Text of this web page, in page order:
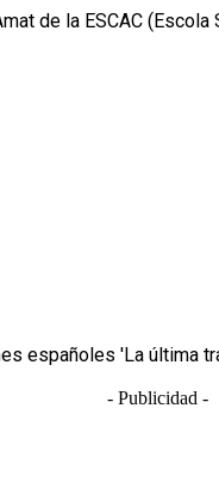
de la ESCAC
españoles 'La última
- Publicidad -